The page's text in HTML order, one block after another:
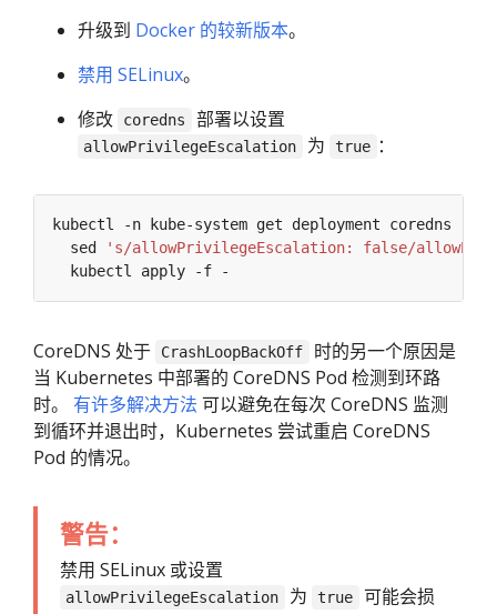
升级到 Docker 的较新版本。
禁用 SELinux。
修改
coredns 部署以设置
allowPrivilegeEscalation 为 true ：
kubectl -n kube-system get deployment coredns -o
  sed
's/allowPrivilegeEscalation: false/
CoreDNS 处于 CrashLoopBackOff
时的另一个原因是
当 Kubernetes 中部署的 CoreDNS Pod 检测到环路
时。 有许多解决方法 可以避免在每次 CoreDNS 监测
到循环并退出时，Kubernetes 尝试重启 CoreDNS
Pod 的情况。
警告：
禁用 SELinux 或设置
allowPrivilegeEscalation 为 true
可能会损